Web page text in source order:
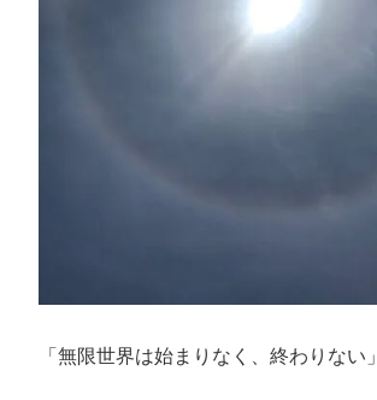
「無限世界は始まりなく、終わりない」